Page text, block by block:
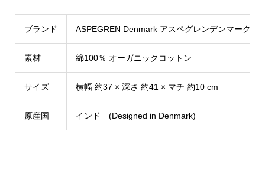
ブランド ASPEGREN Denmark アスペグレンデンマーク
素材 綿100％ オーガニックコットン
サイズ 横幅 約37 × 深さ 約41 × マチ 約10 cm
原産国 インド (Designed in Denmark)